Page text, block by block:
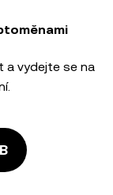
a vydejte se na